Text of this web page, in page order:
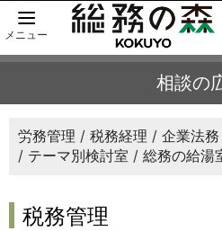
メニュー
相談の
労務管理 税務経理 企業法務
テーマ別検討室
総務の給湯
税務管理